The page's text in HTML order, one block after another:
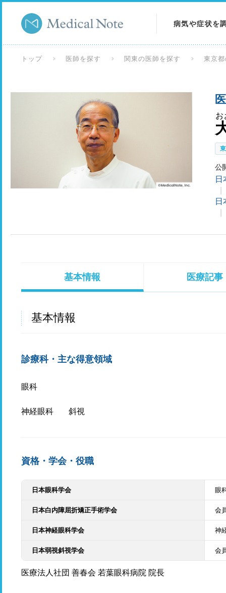
病気や症状を
検査を調べる
トップ 医師を探す 関東の医師を探す 東京
お
公
日
日
基本情報 医療記事
基本情報
診療科・主な得意領域
眼科
神経眼科 斜視
資格・学会・役職
日本眼科学会 眼
日本白内障屈折矯正手術学会 会
日本神経眼科学会 神
日本弱視斜視学会 会
医療法人社団 善春会 若葉眼科病院 院長